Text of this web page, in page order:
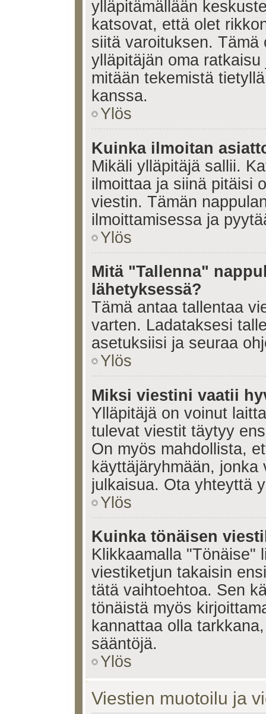
ylläpitämällään
katsovat, että olet
siitä varoituksen.
ylläpitäjän oma
mitään tekemistä
kanssa.
Ylös
Kuinka ilmoitan
Mikäli ylläpitäjä sallii.
ilmoittaa ja siinä pitäisi
viestin. Tämän
ilmoittamisessa ja
Ylös
Mitä "Tallenna"
lähetyksessä?
Tämä antaa tallentaa
varten. Ladataksesi
asetuksiisi ja seuraa
Ylös
Miksi viestini vaatii
Ylläpitäjä on voinut
tulevat viestit täytyy
On myös mahdollista,
käyttäjäryhmään,
julkaisua. Ota yhteyttä
Ylös
Kuinka tönäisen
Klikkaamalla "Tönäise"
viestiketjun takaisin
tätä vaihtoehtoa. Sen
tönäistä myös
kannattaa olla
sääntöjä.
Ylös
Viestien muotoilu ja